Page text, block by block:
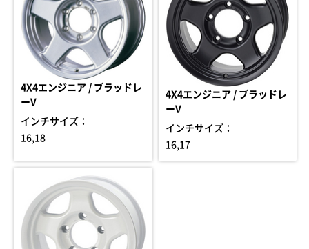
4X4エンジニア / ブラッドレ
ーV
インチサイズ：
16,18
4X4エンジニア / ブラッドレ
ーV
インチサイズ：
16,17